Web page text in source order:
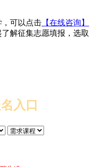
可以点击 【在线咨询】
了解征集志愿填报，选取
入口